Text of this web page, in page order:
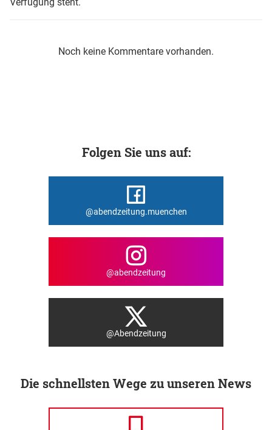
Verfügung steht.
Noch keine Kommentare vorhanden.
Folgen Sie uns auf:
@abendzeitung.muenchen
@abendzeitung
@Abendzeitung
Die schnellsten Wege zu unseren News